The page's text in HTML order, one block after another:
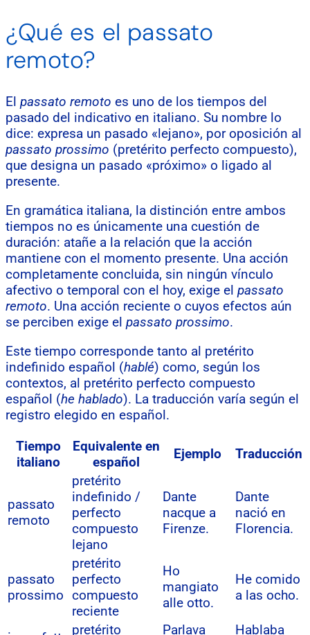
¿Qué es el passato
remoto?
El passato remoto es uno de los tiempos del
pasado del indicativo en italiano. Su nombre lo
dice: expresa un pasado «lejano», por oposición al
passato prossimo (pretérito perfecto compuesto),
que designa un pasado «próximo» o ligado al
presente.
En gramática italiana, la distinción entre ambos
tiempos no es únicamente una cuestión de
duración: atañe a la relación que la acción
mantiene con el momento presente. Una acción
completamente concluida, sin ningún vínculo
afectivo o temporal con el hoy, exige el passato
remoto. Una acción reciente o cuyos efectos aún
se perciben exige el passato prossimo.
Este tiempo corresponde tanto al pretérito
indefinido español (hablé) como, según los
contextos, al pretérito perfecto compuesto
español (he hablado). La traducción varía según el
registro elegido en español.
Tiempo
italiano
Equivalente en
español
Ejemplo Traducción
passato
remoto
pretérito
indefinido /
perfecto
compuesto
lejano
Dante
nacque a
Firenze.
Dante
nació en
Florencia.
passato
prossimo
pretérito
perfecto
compuesto
reciente
Ho
mangiato
alle otto.
He comido
a las ocho.
pretérito Parlava Hablaba